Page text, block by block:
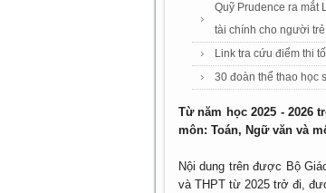
Quỹ Prudence ra mắt
tài chính cho người
Link tra cứu điểm thi
30 đoàn thể thao học
Từ năm học 2025 - 2026
môn: Toán, Ngữ văn và
Nội dung trên được Bộ
và THPT từ 2025 trở đi,